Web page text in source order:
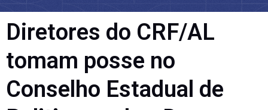
Diretores do CRF/AL
tomam posse no
Conselho Estadual de